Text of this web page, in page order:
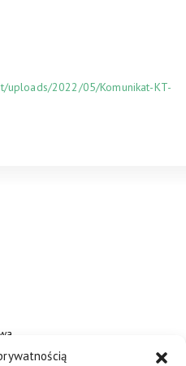
uploads/2022/05/Komunikat-KT-